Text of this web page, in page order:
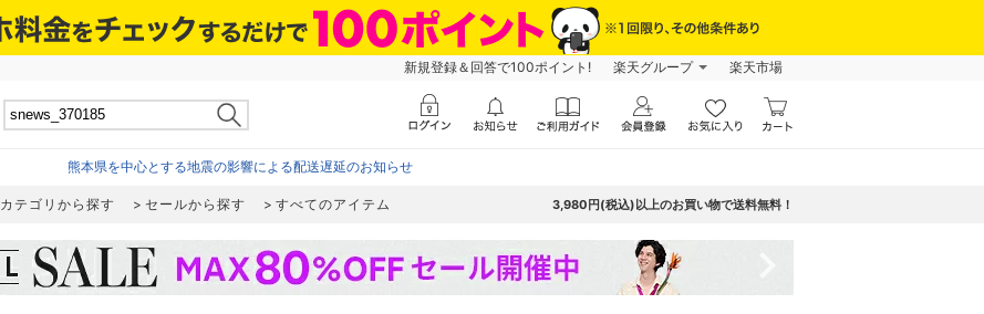
新規登録＆回答で100ポイント! 楽天グループ 楽天市場
熊本県を中心とする地震の影響による配送遅延のお知らせ
カテゴリから探す セールから探す すべてのアイテム 3,980円(税込)以上のお買い物で送料無料！